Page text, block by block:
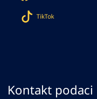
TikTok
Kontakt podaci